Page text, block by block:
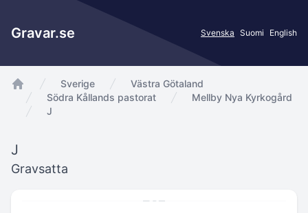
Gravar.se Svenska Suomi English
app.Start
Sverige
Västra Götaland
Södra Kållands pastorat
Mellby Nya Kyrkogård
J
J
Gravsatta